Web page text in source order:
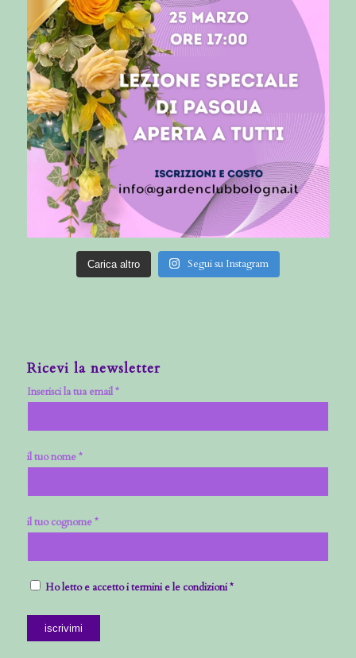
Carica altro Segui su Instagram
Ricevi la newsletter
Inserisci la tua email *
il tuo nome *
il tuo cognome *
Ho letto e accetto i termini e le condizioni *